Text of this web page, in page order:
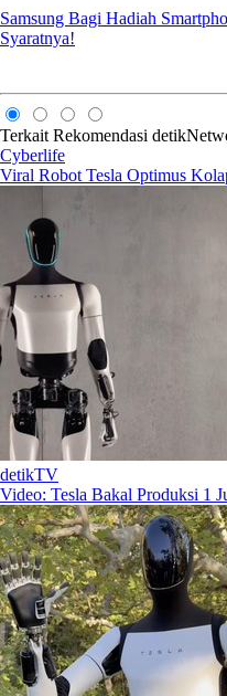
Samsung Bagi Hadiah
Syaratnya!
Terkait Rekomendasi
Cyberlife
Viral Robot Tesla Optimus
detikTV
Video: Tesla Bakal Produksi 1